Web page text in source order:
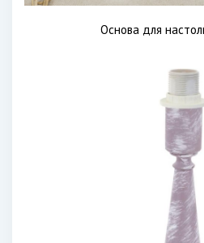
Основа для